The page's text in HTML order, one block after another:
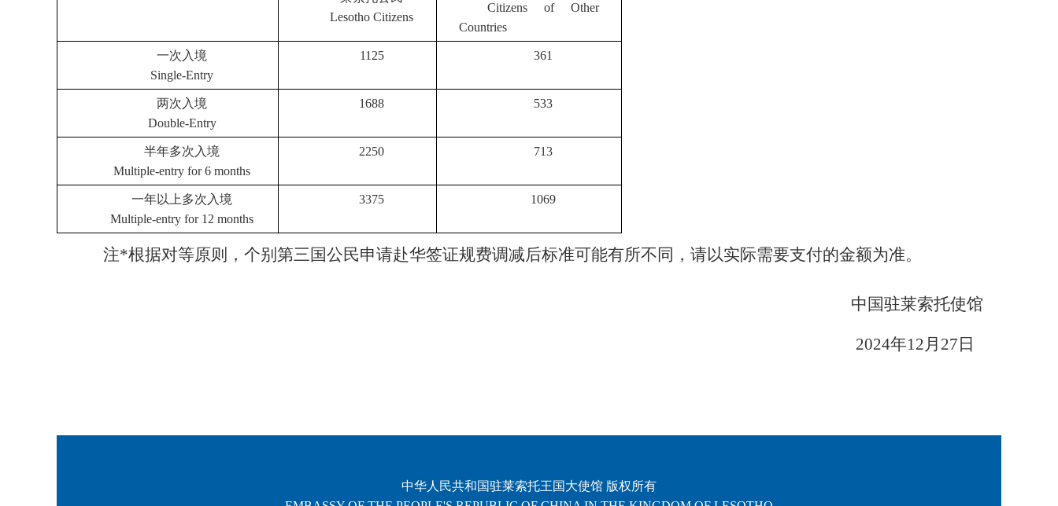
Lesotho Citizens
Citizens of Other
Countries
一次入境
Single-Entry
1125 361
两次入境
Double-Entry
1688 533
半年多次入境
Multiple-entry for 6 months
2250 713
一年以上多次入境
Multiple-entry for 12 months
3375 1069
注*根据对等原则，个别第三国公民申请赴华签证规费调减后标准可能有所不同，请以实际需要支付的金额为准。
中国驻莱索托使馆
2024年12月27日
中华人民共和国驻莱索托王国大使馆 版权所有